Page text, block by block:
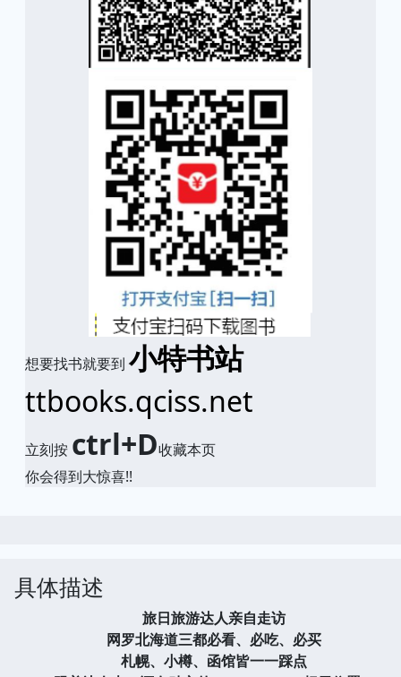
想要找书就要到 小特书站
ttbooks.qciss.net
立刻按 ctrl+D收藏本页
你会得到大惊喜!!
具体描述
旅日旅游达人亲自走访
网罗北海道三都必看、必吃、必买
札幌、小樽、函馆皆一一踩点